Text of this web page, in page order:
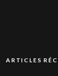
ARTICLES